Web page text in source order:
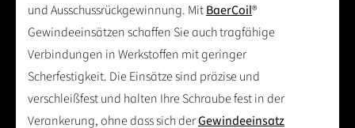
und Ausschussrückgewinnung. MitBaerCoil®
Gewindeeinsätzen schaffen Sie auch tragfähige
Verbindungen in Werkstoffen mit geringer
Scherfestigkeit. Die Einsätze sind präzise und
verschleißfest und halten Ihre Schraube fest in der
Verankerung, ohne dass sich derGewindeeinsatz